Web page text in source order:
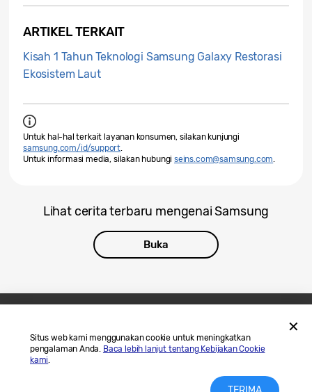
Situs web kami menggunakan cookie untuk meningkatkan
pengalaman Anda. Baca lebih lanjut tentang Kebijakan Cookie
kami.
ARTIKEL TERKAIT
Kisah 1 Tahun Teknologi Samsung Galaxy Restorasi
Ekosistem Laut
Untuk hal-hal terkait layanan konsumen, silakan kunjungi
samsung.com/id/support.
Untuk informasi media, silakan hubungi seins.com@samsung.com.
Lihat cerita terbaru mengenai Samsung
Buka
Hubungi Kami
SAMSUNG.COM
Legal
Privasi